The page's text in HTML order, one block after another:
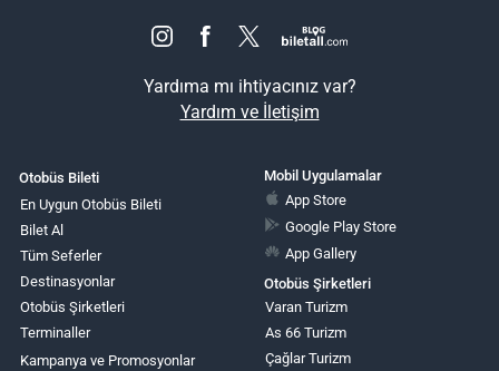
Yardıma mı ihtiyacınız var?
Yardım ve İletişim
Otobüs Bileti
En Uygun Otobüs Bileti
Bilet Al
Tüm Seferler
Destinasyonlar
Otobüs Şirketleri
Terminaller
Kampanya ve Promosyonlar
Mobil Uygulamalar
App Store
Google Play Store
App Gallery
Otobüs Şirketleri
Varan Turizm
As 66 Turizm
Çağlar Turizm